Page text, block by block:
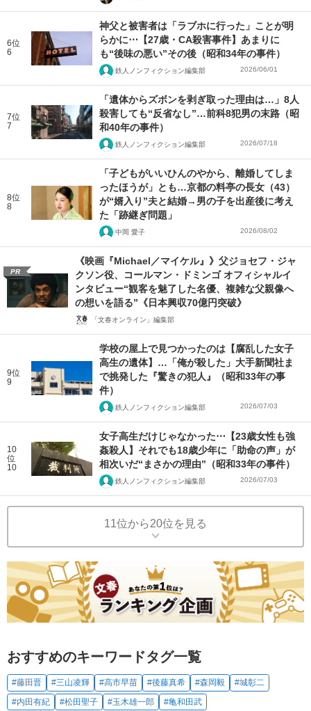
6位
6
神父と被害者は「ラブホに行った」ことが明
らかに⋯【27歳・CA殺害事件】あまりに
も“後味の悪い”その後（昭和34年の事件）
鉄人ノンフィクション編集部 2026/06/01
7位
7
「遺体からズボンを剥ぎ取った理由は…」8人
殺害しても“反省なし”…前科8犯男の末路（昭
和40年の事件）
鉄人ノンフィクション編集部 2026/07/18
8位
8
「子どもがいいひんのやから、離婚してしま
ったほうが」とも…京都の料亭の長女（43）
が“婿入り”夫と結婚→男の子を出産後に考え
た「跡継ぎ問題」
中岡 愛子 2026/08/02
PR
《映画『Michael／マイケル』》父ジョセフ・ジャ
クソン役、コールマン・ドミンゴ オフィシャルイ
ンタビュー“観客を魅了した名優、複雑な父親像へ
の想いを語る”《日本興収70億円突破》
「文春オンライン」編集部
9位
9
学校の屋上で見つかったのは【腐乱した女子
高生の遺体】…「俺が殺した」大手新聞社ま
で挑発した『驚きの犯人』（昭和33年の事
件）
鉄人ノンフィクション編集部 2026/07/03
10
位
10
女子高生だけじゃなかった⋯【23歳女性も強
姦殺人】それでも18歳少年に「助命の声」が
相次いだ“まさかの理由”（昭和33年の事件）
鉄人ノンフィクション編集部 2026/07/03
11位から20位を見る
おすすめのキーワードタグ一覧
#藤田晋 #三山凌輝 #高市早苗 #後藤真希 #森岡毅
#城彰二
#内田有紀
#松田聖子 #玉木雄一郎 #亀和田武